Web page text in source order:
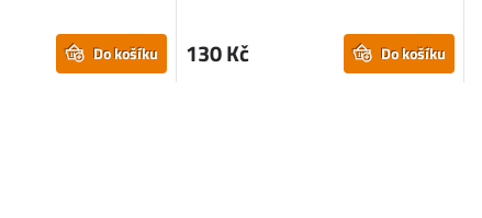
Do košíku 130 Kč Do košíku